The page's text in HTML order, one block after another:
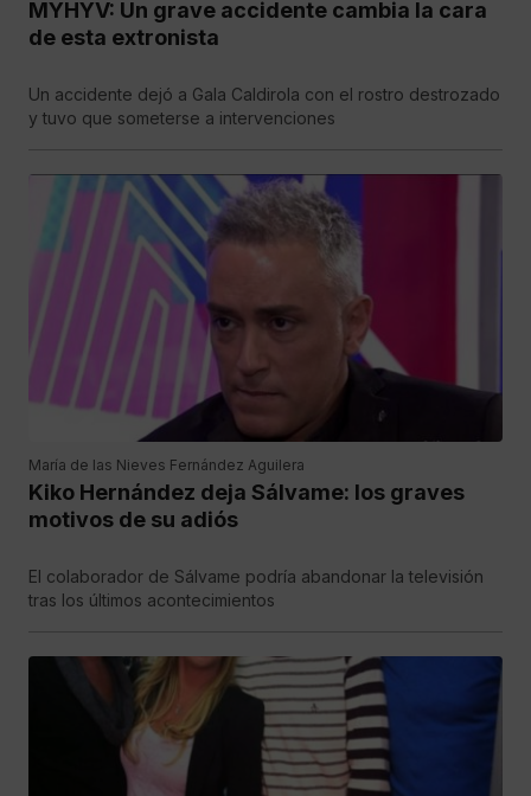
MYHYV: Un grave accidente cambia la cara
de esta extronista
Un accidente dejó a Gala Caldirola con el rostro destrozado
y tuvo que someterse a intervenciones
María de las Nieves Fernández Aguilera
Kiko Hernández deja Sálvame: los graves
motivos de su adiós
El colaborador de Sálvame podría abandonar la televisión
tras los últimos acontecimientos